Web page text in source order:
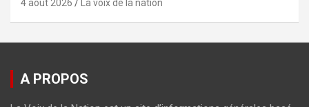
4 août 2026 La voix de la nation
A PROPOS